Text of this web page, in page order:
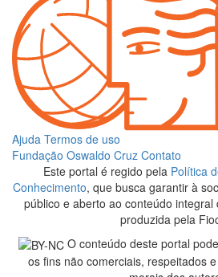
Ajuda Termos de uso
Fundação Oswaldo Cruz Contato
Este portal é regido pela Política
Conhecimento, que busca garantir à
público e aberto ao conteúdo
produzida pela
O conteúdo deste portal
os fins não comerciais, respeitados